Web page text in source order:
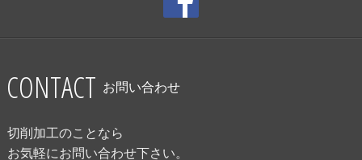
CONTACT お問い合わせ
切削加工のことなら
お気軽にお問い合わせ下さい。